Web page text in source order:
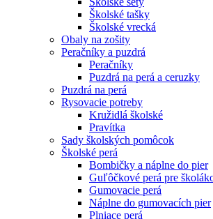
Školské tašky
Školské vrecká
Obaly na zošity
Peračníky a puzdrá
Peračníky
Puzdrá na perá a ceruzky
Puzdrá na perá
Rysovacie potreby
Kružidlá školské
Pravítka
Sady školských pomôcok
Školské perá
Bombičky a náplne do pier
Guľôčkové perá pre
Gumovacie perá
Náplne do gumovacích pier
Plniace perá